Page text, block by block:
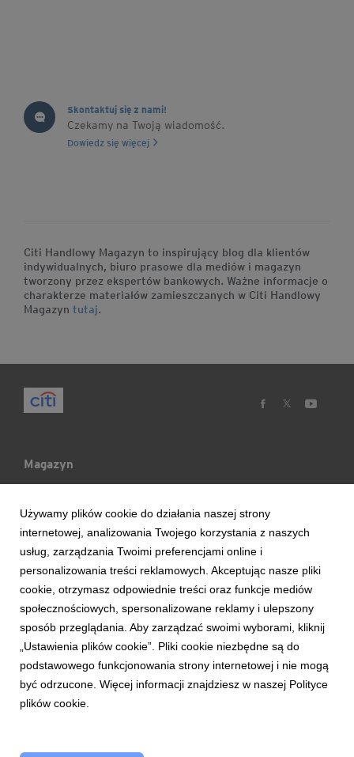
Skontaktuj się z nami!
Czekamy na Twoją wiadomość.
Dowiedz się więcej
Citi Handlowy Magazyn to inspirujący blog dla klientów
indywidualnych, biuro prasowe dla mediów i magazyn
tworzony przez ekspertów bankowych. Ważne informacje o
charakterze materiałów zamieszczanych w Citi Handlowy
Magazyn tutaj.
Magazyn
Mój Blog
Ludzie & Wydarzenia
Trendy & Raporty
Aktualności
Copyright © 2017 Bank Handlowy w Warszawie S.A.
Używamy plików cookie do działania naszej strony
internetowej, analizowania Twojego korzystania z naszych
usług, zarządzania Twoimi preferencjami online i
personalizowania treści reklamowych. Akceptując nasze pliki
cookie, otrzymasz odpowiednie treści oraz funkcje mediów
społecznościowych, spersonalizowane reklamy i ulepszony
sposób przeglądania. Aby zarządzać swoimi wyborami, kliknij
„Ustawienia plików cookie”. Pliki cookie niezbędne są do
podstawowego funkcjonowania strony internetowej i nie mogą
być odrzucone. Więcej informacji znajdziesz w naszej Polityce
plików cookie.